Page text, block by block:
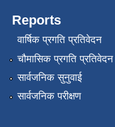
Reports
वार्षिक प्रगति प्रतिवेदन
चौमासिक प्रगति प्रतिवेदन
सार्वजनिक सुनुवाई
सार्वजनिक परीक्षण